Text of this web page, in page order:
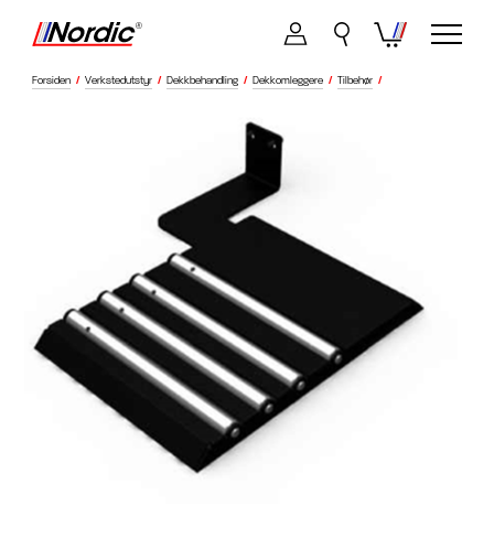
Forsiden / Verkstedutstyr / Dekkbehandling / Dekkomleggere / Tilbehør /